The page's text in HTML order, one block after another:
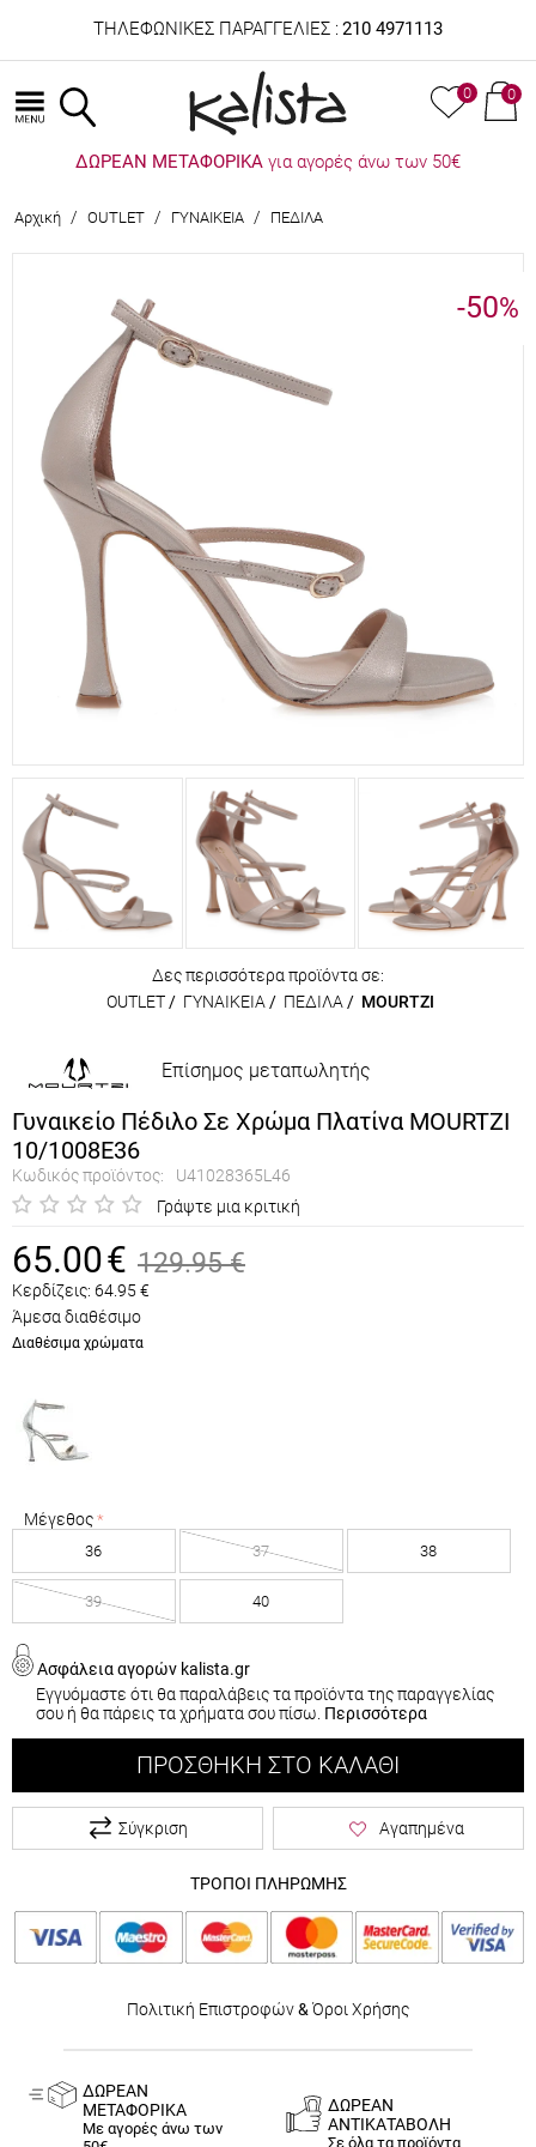
ΤΗΛΕΦΩΝΙΚΕΣ ΠΑΡΑΓΓΕΛΙΕΣ : 210 4971113
0 0
ΔΩΡΕΑΝ ΜΕΤΑΦΟΡΙΚΑ για αγορές άνω των 50€
Αρχική / OUTLET / ΓΥΝΑΙΚΕΙΑ / ΠΕΔΙΛΑ
-50%
Δες περισσότερα προϊόντα σε:
OUTLET/ ΓΥΝΑΙΚΕΙΑ / ΠΕΔΙΛΑ / MOURTZI
Επίσημος μεταπωλητής
Γυναικείο Πέδιλο Σε Χρώμα Πλατίνα MOURTZI
10/1008E36
Κωδικός προϊόντος:
U41028365L46
Γράψτε μια κριτική
65.00€ 129.95 €
Κερδίζεις: 64.95 €
Άμεσα διαθέσιμο
Διαθέσιμα χρώματα
Μέγεθος
36 37 38
39 40
Ασφάλεια αγορών kalista.gr
Εγγυόμαστε ότι θα παραλάβεις τα προϊόντα της παραγγελίας
σου ή θα πάρεις τα χρήματα σου πίσω. Περισσότερα
ΠΡΟΣΘΉΚΗ ΣΤΟ ΚΑΛΆΘΙ
Σύγκριση Αγαπημένα
ΤΡΟΠΟΙ ΠΛΗΡΩΜΗΣ
Πολιτική Επιστροφών& Όροι Χρήσης
ΔΩΡΕΑΝ
ΜΕΤΑΦΟΡΙΚΑ
Με αγορές άνω των
ΔΩΡΕΑΝ
ΑΝΤΙΚΑΤΑΒΟΛΗ
Σε όλα τα προϊόντα